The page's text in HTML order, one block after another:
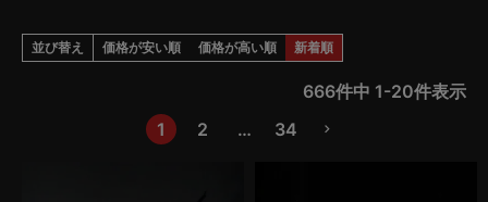
並び替え 価格が安い順 価格が高い順 新着順
666件中 1-20件表示
1
2 … 34